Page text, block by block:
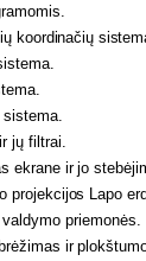
koordinačių
jų filtrai.
ekrane ir jo
projekcijos Lapo
priemonės.
ir